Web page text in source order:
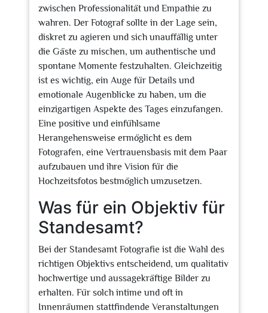
zwischen Professionalität und Empathie zu
wahren. Der Fotograf sollte in der Lage sein,
diskret zu agieren und sich unauffällig unter
die Gäste zu mischen, um authentische und
spontane Momente festzuhalten. Gleichzeitig
ist es wichtig, ein Auge für Details und
emotionale Augenblicke zu haben, um die
einzigartigen Aspekte des Tages einzufangen.
Eine positive und einfühlsame
Herangehensweise ermöglicht es dem
Fotografen, eine Vertrauensbasis mit dem Paar
aufzubauen und ihre Vision für die
Hochzeitsfotos bestmöglich umzusetzen.
Was für ein Objektiv für
Standesamt?
Bei der Standesamt Fotografie ist die Wahl des
richtigen Objektivs entscheidend, um qualitativ
hochwertige und aussagekräftige Bilder zu
erhalten. Für solch intime und oft in
Innenräumen stattfindende Veranstaltungen